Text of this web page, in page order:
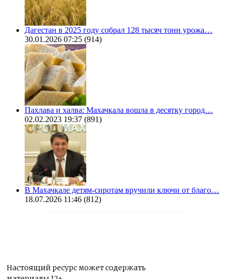
Дагестан в 2025 году собрал 128 тысяч тонн урожа…
30.01.2026 07:25 (914)
Пахлава и халва: Махачкала вошла в десятку город…
02.02.2023 19:37 (891)
В Махачкале детям-сиротам вручили ключи от благо…
18.07.2026 11:46 (812)
Настоящий ресурс может содержать